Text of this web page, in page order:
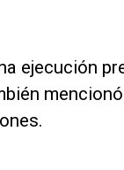
ejecución